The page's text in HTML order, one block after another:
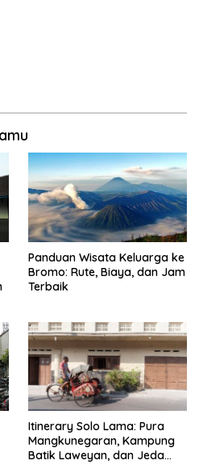
Panduan Wisata Keluarga ke
Bromo: Rute, Biaya, dan Jam
Terbaik
Itinerary Solo Lama: Pura
Mangkunegaran, Kampung
Batik Laweyan, dan Jeda